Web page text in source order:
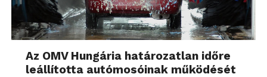
Az OMV Hungária határozatlan időre
leállította autómosóinak működését